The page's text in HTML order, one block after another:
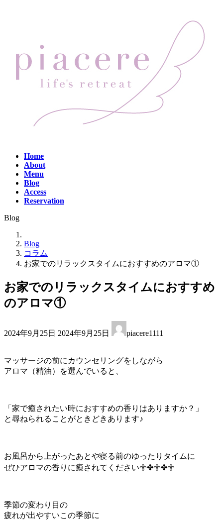
Home
About
Menu
Blog
Access
Reservation
Blog
Blog
コラム
お家でのリラックスタイムにおすすめのアロマ①
お家でのリラックスタイムにおすすめ
のアロマ①
2024年9月25日 終
新
日
時
2024年9月25日 piacere1111
マッサージの前にカウンセリングをしながら
アロマ（精油）を選んでいると、
「家で癒されたい時におすすめの香りはありますか？」
と尋ねられることがときどきあります♪
お風呂から上がったあとや寝る前のゆったりタイムに
ぜひアロマの香りに癒されてください𖧷✤𖧷✤𖧷
季節の変わり目の
疲れが出やすいこの季節に